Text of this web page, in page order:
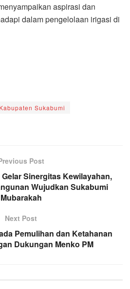
aspirasi dan
dalam pengelolaan irigasi di
Sukabumi
Post
Sinergitas Kewilayahan,
Wujudkan Sukabumi
Mubarakah
Next Post
Pemulihan dan Ketahanan
Dukungan Menko PM